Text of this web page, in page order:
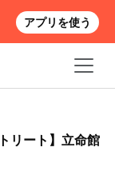
リート】立命館
アプリを使う